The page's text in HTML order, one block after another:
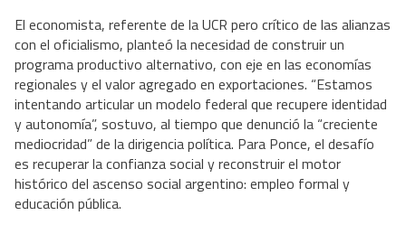
El economista, referente de la UCR pero crítico de las alianzas
con el oficialismo, planteó la necesidad de construir un
programa productivo alternativo, con eje en las economías
regionales y el valor agregado en exportaciones. “Estamos
intentando articular un modelo federal que recupere identidad
y autonomía”, sostuvo, al tiempo que denunció la “creciente
mediocridad” de la dirigencia política. Para Ponce, el desafío
es recuperar la confianza social y reconstruir el motor
histórico del ascenso social argentino: empleo formal y
educación pública.